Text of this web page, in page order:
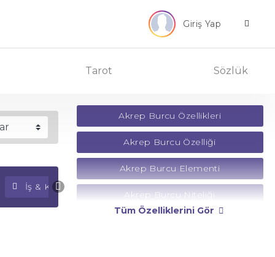
Giriş Yap
Tarot Sözlük
İş & Kariyer Falı Para Falı
Akrep Burcu Özellikleri
Akrep Burcu Özelliği
Akrep Burcu Elementi
Akrep Burcu Niteliği
Tüm Özelliklerini Gör